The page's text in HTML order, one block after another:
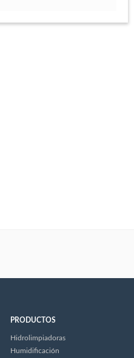
PRODUCTOS
Hidrolimpiadoras
Humidificación